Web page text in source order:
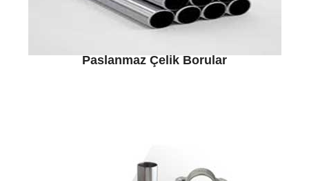
Paslanmaz Çelik Borular